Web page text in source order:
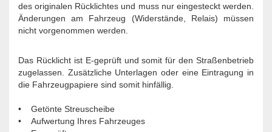
des originalen Rücklichtes und muss nur eingesteckt werden.
Änderungen am Fahrzeug (Widerstände, Relais) müssen
nicht vorgenommen werden.
Das Rücklicht ist E-geprüft und somit für den Straßenbetrieb
zugelassen. Zusätzliche Unterlagen oder eine Eintragung in
die Fahrzeugpapiere sind somit hinfällig.
• Getönte Streuscheibe
• Aufwertung Ihres Fahrzeuges